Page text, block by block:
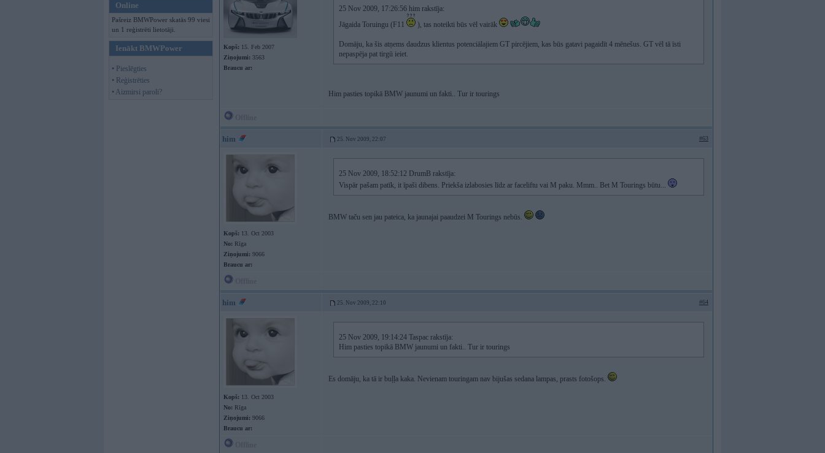
Online
Pašreiz BMWPower skatās 99 viesi
un 1 reģistrēti lietotāji.
Ienākt BMWPower
• Pieslēgties
• Reģistrēties
• Aizmirsi paroli?
Kopš: 15. Feb 2007
Ziņojumi: 3563
Braucu ar:
25 Nov 2009, 17:26:56 him rakstīja:
Jāgaida Toruingu (F11
), tas noteikti būs vēl vairāk
Domāju, ka šis atņems daudzus klientus potenciālajiem GT pircējiem, kas būs gatavi pagaidīt 4 mēnešus. GT vēl tā īsti
nepaspēja pat tirgū ieiet.
Him pasties topikā BMW jaunumi un fakti.. Tur ir tourings
him 25. Nov 2009, 22:07 #63
Kopš: 13. Oct 2003
No: Rīga
Ziņojumi: 9066
Braucu ar:
25 Nov 2009, 18:52:12 DrumB rakstīja:
Vispār pašam patīk, it īpaši dibens. Priekša izlabosies līdz ar faceliftu vai M paku. Mmm.. Bet M Tourings būtu...
BMW taču sen jau pateica, ka jaunajai paaudzei M Tourings nebūs.
him 25. Nov 2009, 22:10 #64
Kopš: 13. Oct 2003
No: Rīga
Ziņojumi: 9066
Braucu ar:
25 Nov 2009, 19:14:24 Taspac rakstīja:
Him pasties topikā BMW jaunumi un fakti.. Tur ir tourings
Es domāju, ka tā ir buļļa kaka. Nevienam touringam nav bijušas sedana lampas, prasts fotošops.